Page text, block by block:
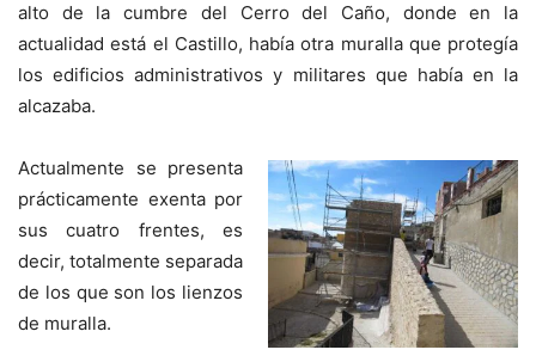
alto de la cumbre del Cerro del Caño, donde en la
actualidad está el Castillo, había otra muralla que protegía
los edificios administrativos y militares que había en la
alcazaba.
Actualmente se presenta
prácticamente exenta por
sus cuatro frentes, es
decir, totalmente separada
de los que son los lienzos
de muralla.